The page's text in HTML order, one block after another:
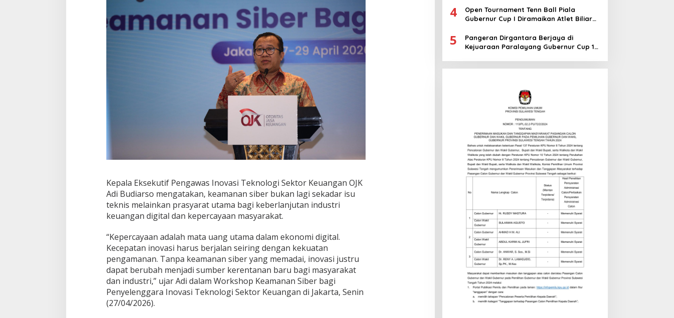
n
d
Kepala Eksekutif Pengawas Inovasi Teknologi Sektor Keuangan OJK
Adi Budiarso mengatakan, keamanan siber bukan lagi sekadar isu
teknis melainkan prasyarat utama bagi keberlanjutan industri
keuangan digital dan kepercayaan masyarakat.
“Kepercayaan adalah mata uang utama dalam ekonomi digital.
Kecepatan inovasi harus berjalan seiring dengan kekuatan
pengamanan. Tanpa keamanan siber yang memadai, inovasi justru
dapat berubah menjadi sumber kerentanan baru bagi masyarakat
dan industri,” ujar Adi dalam Workshop Keamanan Siber bagi
Penyelenggara Inovasi Teknologi Sektor Keuangan di Jakarta, Senin
(27/04/2026).
4
Open Tournament Tenn Ball Piala
Gubernur Cup I Diramaikan Atlet Biliar
5
Pangeran Dirgantara Berjaya di
Kejuaraan Paralayang Gubernur Cup 1